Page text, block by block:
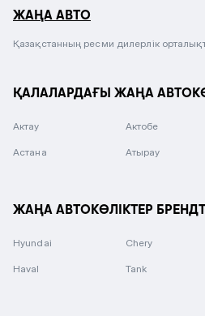
ЖАҢА АВТО
Қазақстанның ресми дилерлік
ҚАЛАЛАРДАҒЫ ЖАҢА
Актау Актобе
Астана Атырау
ЖАҢА АВТОКӨЛІКТЕР
Hyundai Chery
Haval Tank